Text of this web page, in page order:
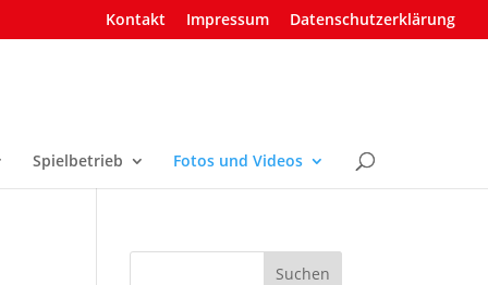
Kontakt Impressum Datenschutzerklärung
Spielbetrieb Fotos und Videos
Suchen